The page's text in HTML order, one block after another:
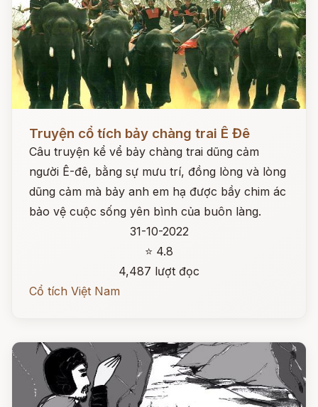
Truyện cổ tích bảy chàng trai Ê Đê
Câu truyện kể vể bảy chàng trai dũng cảm
người Ê-đê, bằng sự mưu trí, đồng lòng và lòng
dũng cảm mà bảy anh em hạ được bầy chim ác
bảo vệ cuộc sống yên bình của buôn làng.
31-10-2022
⭐ 4.8
4,487 lượt đọc
Cổ tích Việt Nam